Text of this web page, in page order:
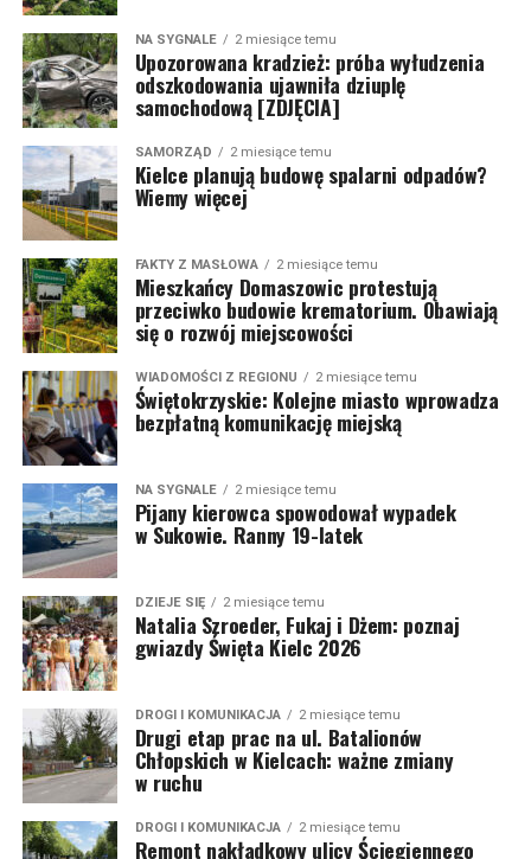
NA SYGNALE 2 miesiące temu
Upozorowana kradzież: próba wyłudzenia
odszkodowania ujawniła dziuplę
samochodową [ZDJĘCIA]
SAMORZĄD 2 miesiące temu
Kielce planują budowę spalarni odpadów?
Wiemy więcej
FAKTY Z MASŁOWA 2 miesiące temu
Mieszkańcy Domaszowic protestują
przeciwko budowie krematorium. Obawiają
się o rozwój miejscowości
WIADOMOŚCI Z REGIONU 2 miesiące temu
Świętokrzyskie: Kolejne miasto wprowadza
bezpłatną komunikację miejską
NA SYGNALE 2 miesiące temu
Pijany kierowca spowodował wypadek
w Sukowie. Ranny 19-latek
DZIEJE SIĘ 2 miesiące temu
Natalia Szroeder, Fukaj i Dżem: poznaj
gwiazdy Święta Kielc 2026
DROGI I KOMUNIKACJA 2 miesiące temu
Drugi etap prac na ul. Batalionów
Chłopskich w Kielcach: ważne zmiany
w ruchu
DROGI I KOMUNIKACJA 2 miesiące temu
Remont nakładkowy ulicy Ściegiennego